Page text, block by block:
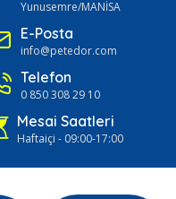
Yunusemre/MANİSA
E-Posta
info@petedor.com
Telefon
0 850 308 29 10
Mesai Saatleri
Haftaiçi - 09:00-17:00